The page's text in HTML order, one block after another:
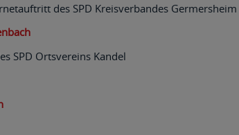
des SPD Kreisverbandes Germersheim
SPD Ortsvereins Kandel